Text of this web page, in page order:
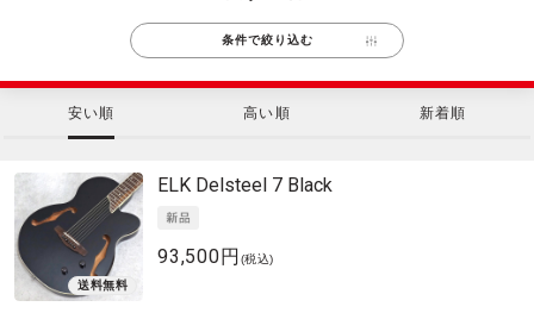
条件で絞り込む
安い順 高い順 新着順
ELK Delsteel 7 Black
93,500円 (税込)